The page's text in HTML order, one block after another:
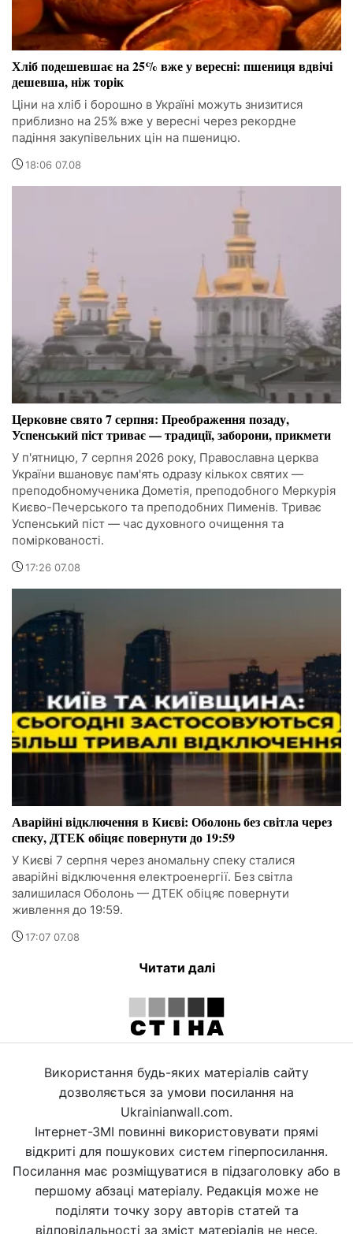
Хліб подешевшає на 25% вже у вересні: пшениця вдвічі
дешевша, ніж торік
Ціни на хліб і борошно в Україні можуть знизитися
приблизно на 25% вже у вересні через рекордне
падіння закупівельних цін на пшеницю.
18:06 07.08
Церковне свято 7 серпня: Преображення позаду,
Успенський піст триває — традиції, заборони, прикмети
У п'ятницю, 7 серпня 2026 року, Православна церква
України вшановує пам'ять одразу кількох святих —
преподобномученика Дометія, преподобного Меркурія
Києво-Печерського та преподобних Пименів. Триває
Успенський піст — час духовного очищення та
поміркованості.
17:26 07.08
Аварійні відключення в Києві: Оболонь без світла через
спеку, ДТЕК обіцяє повернути до 19:59
У Києві 7 серпня через аномальну спеку сталися
аварійні відключення електроенергії. Без світла
залишилася Оболонь — ДТЕК обіцяє повернути
живлення до 19:59.
17:07 07.08
Читати далі
Використання будь-яких матеріалів сайту
дозволяється за умови посилання на
Ukrainianwall.com.
Інтернет-ЗМІ повинні використовувати прямі
відкриті для пошукових систем гіперпосилання.
Посилання має розміщуватися в підзаголовку або в
першому абзаці матеріалу. Редакція може не
поділяти точку зору авторів статей та
відповідальності за зміст матеріалів не несе.